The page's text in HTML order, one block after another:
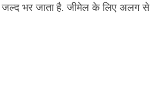
भर जाता है. जीमेल के लिए अलग से